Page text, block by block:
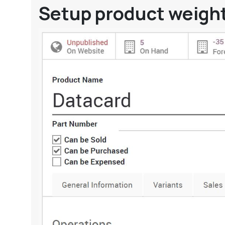
Setup product